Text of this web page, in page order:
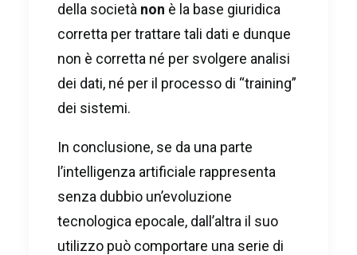
della società non è la base giuridica
corretta per trattare tali dati e dunque
non è corretta né per svolgere analisi
dei dati, né per il processo di “training”
dei sistemi.
In conclusione, se da una parte
l’intelligenza artificiale rappresenta
senza dubbio un’evoluzione
tecnologica epocale, dall’altra il suo
utilizzo può comportare una serie di